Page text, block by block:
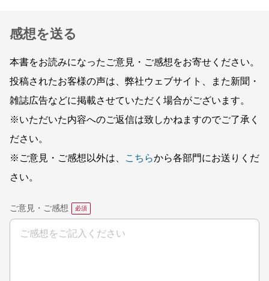
感想を送る
本書をお読みになったご意見・ご感想をお寄せください。
投稿されたお客様の声は、弊社ウェブサイト、また新聞・
雑誌広告などに掲載させていただく場合がございます。
※いただいた内容へのご返信は致しかねますのでご了承く
ださい。
※ご意見・ご感想以外は、
こちらから各部門にお送りくだ
さい。
ご意見・ご感想